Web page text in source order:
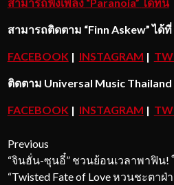
สามารถติดตาม “Finn Askew”ได้ที่
FACEBOOK | INSTAGRAM |
ติดตาม Universal Music
FACEBOOK | INSTAGRAM |
Continue
Reading
Previous
“จินฮั่น-ซุนอี๋” ชวนย้อนเวลาพาฟิน!
“Twisted Fate of Love หวนชะตาฝ่